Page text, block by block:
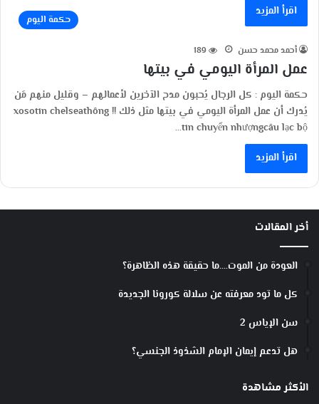
اقرأ المزيد
حكمة اليوم
أحمد محمد حسن 189
عمل المرأة اليومي في بيتها
حكمة اليوم : كل الرجال يُحبون مدح الآخرين لأعمالهم – وقليل منهم مَن
يُدرك أن عمل المرأة اليومي في بيتها مثل ذلك !! xosotin chelseathông
tin chuyển nhượngcâu lạc bộ…
اقرأ المزيد
أخر المقالات
العودة من الموت….ما حقيقة هذه الظاهرة؟
كل ما تود معرفته عن سلالة كورونا الجديدة
سن الإياس 2
هل تدعم إيمان الإمام الشذوذ الجنسي؟
الأكثر مشاهدة